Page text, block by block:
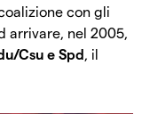
con gli
arrivare, nel 2005,
Csu e Spd, il